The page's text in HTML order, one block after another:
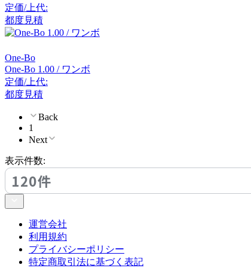
アルナイ
アステップ
AZUMAYA
アズマヤ
B-LINE
B.C. SAN MICHELE
定価/上代:
都度見積
One-Bo
One-Bo 1.00 / ワンボ
定価/上代:
都度見積
Back
1
Next
表示件数:
120件
運営会社
利用規約
プライバシーポリシー
特定商取引法に基づく表記